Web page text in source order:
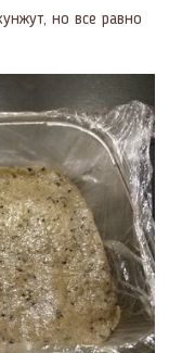
но все равно